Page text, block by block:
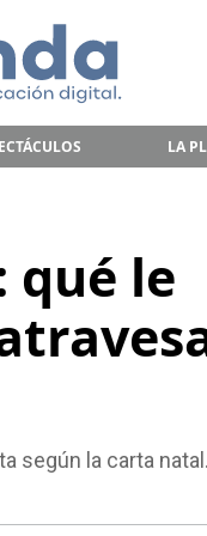
LA
qué le
según la carta